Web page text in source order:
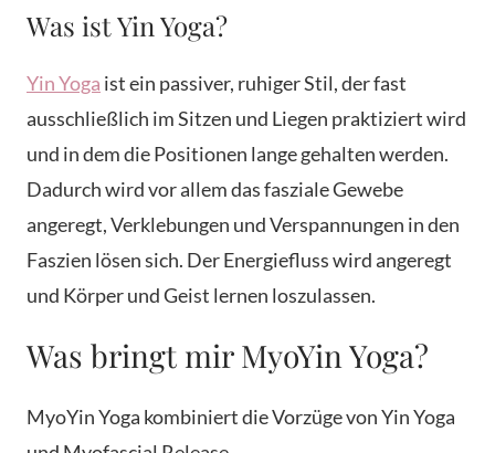
Was ist Yin Yoga?
Yin Yoga ist ein passiver, ruhiger Stil, der fast
ausschließlich im Sitzen und Liegen praktiziert wird
und in dem die Positionen lange gehalten werden.
Dadurch wird vor allem das fasziale Gewebe
angeregt, Verklebungen und Verspannungen in den
Faszien lösen sich. Der Energiefluss wird angeregt
und Körper und Geist lernen loszulassen.
Was bringt mir MyoYin Yoga?
MyoYin Yoga kombiniert die Vorzüge von Yin Yoga